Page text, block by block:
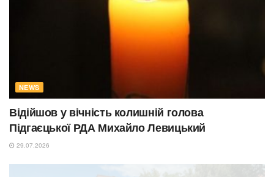
NEWS
Відійшов у вічність колишній голова
Підгаєцької РДА Михайло Левицький
29.07.2026